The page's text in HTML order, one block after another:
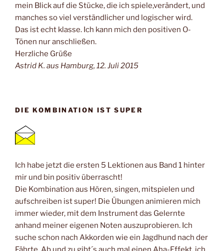
mein Blick auf die Stücke, die ich spiele,verändert, und
manches so viel verständlicher und logischer wird.
Das ist echt klasse. Ich kann mich den positiven O-
Tönen nur anschließen.
Herzliche Grüße
Astrid K. aus Hamburg, 12. Juli 2015
DIE KOMBINATION IST SUPER
Ich habe jetzt die ersten 5 Lektionen aus Band 1 hinter
mir und bin positiv überrascht!
Die Kombination aus Hören, singen, mitspielen und
aufschreiben ist super! Die Übungen animieren mich
immer wieder, mit dem Instrument das Gelernte
anhand meiner eigenen Noten auszuprobieren. Ich
suche schon nach Akkorden wie ein Jagdhund nach der